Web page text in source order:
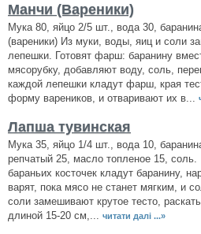
Манчи (Вареники)
Мука 80, яйцо 2/5 шт., вода 30,
(вареники) Из муки, воды, яиц и соли
лепешки. Готовят фарш: баранину
мясорубку, добавляют воду, соль,
каждой лепешки кладут фарш, края
форму вареников, и отваривают их в...
Лапша тувинская
Мука 35, яйцо 1/4 шт., вода 10,
репчатый 25, масло топленое 15,
бараньих косточек кладут баранину,
варят, пока мясо не станет мягким, и
соли замешивают крутое тесто,
длиной 15-20 см,...
читати далі ...»